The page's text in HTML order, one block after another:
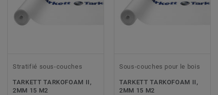
Stratifié sous-couches
TARKETT TARKOFOAM II,
2MM 15 M2
Sous-couches pour le bois
TARKETT TARKOFOAM II,
2MM 15 M2